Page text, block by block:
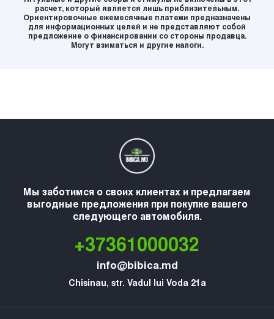
расчет, который является лишь приблизительным.
Ориентировочные ежемесячные платежи предназначены
для информационных целей и не представляют собой
предложение о финансировании со стороны продавца.
Могут взиматься и другие налоги.
Мы заботимся о своих клиентах и предлагаем
выгодные предложения при покупке вашего
следующего автомобиля.
+37361000032
info@bibica.md
Chisinau, str. Vadul lui Voda 21a